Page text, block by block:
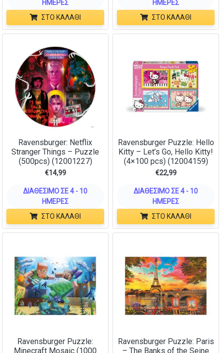
ΗΜΈΡΕΣ
ΣΤΟ ΚΑΛΆΘΙ
ΗΜΈΡΕΣ
ΣΤΟ ΚΑΛΆΘΙ
Ravensburger: Netflix
Stranger Things – Puzzle
(500pcs) (12001227)
€14,99
ΔΙΑΘΈΣΙΜΟ ΣΕ 4 - 10
ΗΜΈΡΕΣ
ΣΤΟ ΚΑΛΆΘΙ
Ravensburger Puzzle: Hello
Kitty – Let’s Go, Hello Kitty!
(4×100 pcs) (12004159)
€22,99
ΔΙΑΘΈΣΙΜΟ ΣΕ 4 - 10
ΗΜΈΡΕΣ
ΣΤΟ ΚΑΛΆΘΙ
Ravensburger Puzzle:
Minecraft Mosaic (1000
Ravensburger Puzzle: Paris
– The Banks of the Seine